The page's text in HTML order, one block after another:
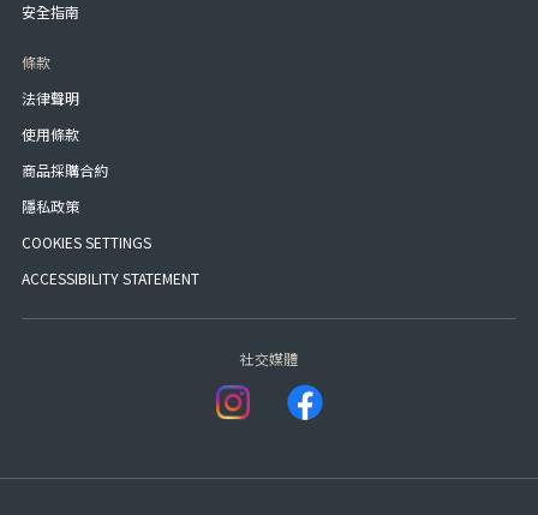
安全指南
條款
法律聲明
使用條款
商品採購合約
隱私政策
COOKIES SETTINGS
ACCESSIBILITY STATEMENT
社交媒體